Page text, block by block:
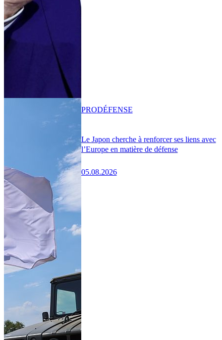
Le Japon cherche à renforcer ses liens avec
l’Europe en matière de défense
05.08.2026
PRODÉFENSE